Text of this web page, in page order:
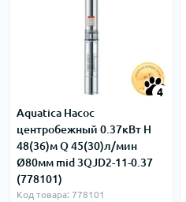
4
Aquatica Насос
центробежный 0.37кВт H
48(36)м Q 45(30)л/мин
Ø80мм mid 3QJD2-11-0.37
(778101)
Код товара: 778101